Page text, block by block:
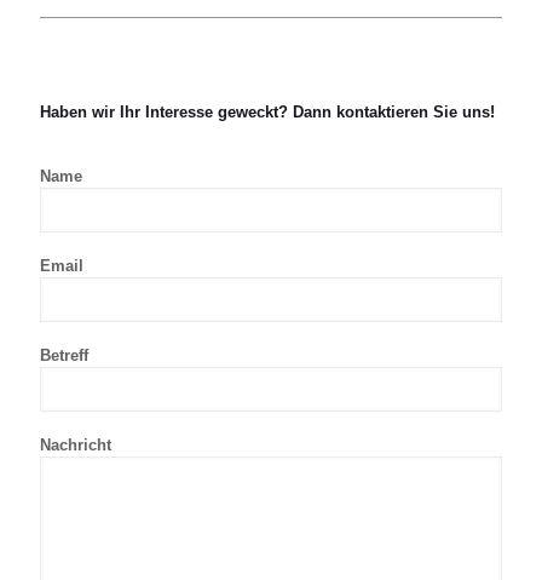
Haben wir Ihr Interesse geweckt? Dann kontaktieren Sie uns!
Name
Email
Betreff
Nachricht